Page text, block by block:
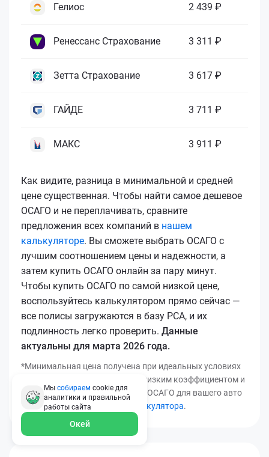
Гелиос 2 439 ₽
Ренессанс Страхование 3 311 ₽
Зетта Страхование 3 617 ₽
ГАЙДЕ 3 711 ₽
МАКС 3 911 ₽
Как видите, разница в минимальной и средней
цене существенная. Чтобы найти самое дешевое
ОСАГО и не переплачивать, сравните
предложения всех компаний в нашем
калькуляторе. Вы сможете выбрать ОСАГО с
лучшим соотношением цены и надежности, а
затем купить ОСАГО онлайн за пару минут.
Чтобы купить ОСАГО по самой низкой цене,
воспользуйтесь калькулятором прямо сейчас —
все полисы загружаются в базу РСА, и их
подлинность легко проверить. Данные
актуальны для марта 2026 года.
*Минимальная цена получена при идеальных условиях
(безаварийный стаж, регион с низким коэффициентом и
т.д.). Узнать точную стоимость ОСАГО для вашего авто
можно с помощью
нашего калькулятора.
Мы собираем cookie для
аналитики и правильной
работы сайта
Окей